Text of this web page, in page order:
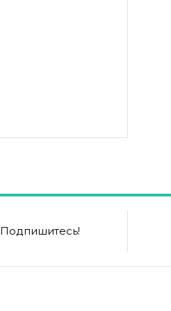
Подпишитесь!